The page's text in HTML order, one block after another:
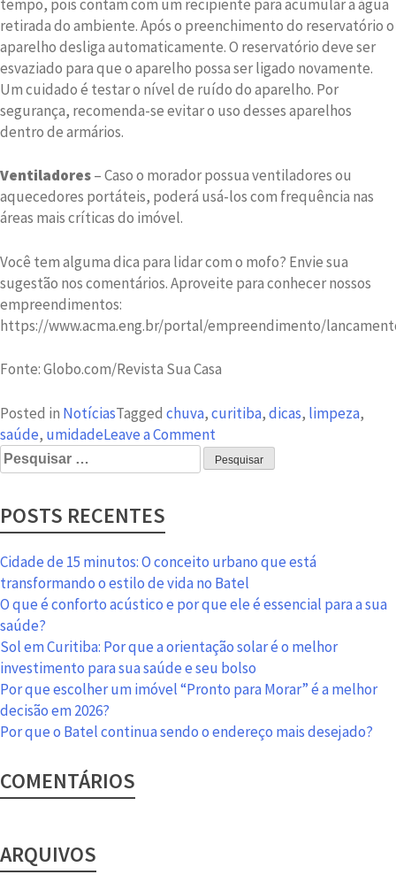
tempo, pois contam com um recipiente para acumular a água
retirada do ambiente. Após o preenchimento do reservatório o
aparelho desliga automaticamente. O reservatório deve ser
esvaziado para que o aparelho possa ser ligado novamente.
Um cuidado é testar o nível de ruído do aparelho. Por
segurança, recomenda-se evitar o uso desses aparelhos
dentro de armários.
Ventiladores– Caso o morador possua ventiladores ou
aquecedores portáteis, poderá usá-los com frequência nas
áreas mais críticas do imóvel.
Você tem alguma dica para lidar com o mofo? Envie sua
sugestão nos comentários. Aproveite para conhecer nossos
empreendimentos:
https://www.acma.eng.br/portal/empreendimento/
Fonte: Globo.com/Revista Sua Casa
Posted in NotíciasTagged chuva,curitiba,dicas, limpeza,
saúde, umidadeLeave a Comment
Mande
o
longe
da
sua
Pesquisar
por:
POSTS RECENTES
Cidade de 15 minutos: O conceito urbano que está
transformando o estilo de vida no Batel
O que é conforto acústico e por que ele é essencial para a sua
saúde?
Sol em Curitiba: Por que a orientação solar é o melhor
investimento para sua saúde e seu bolso
Por que escolher um imóvel “Pronto para Morar” é a melhor
decisão em 2026?
Por que o Batel continua sendo o endereço mais desejado?
COMENTÁRIOS
ARQUIVOS